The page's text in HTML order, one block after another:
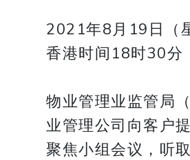
2021年8月19日（
香港时间18时30分
物业管理业监管局
业管理公司向客户
聚焦小组会议，听